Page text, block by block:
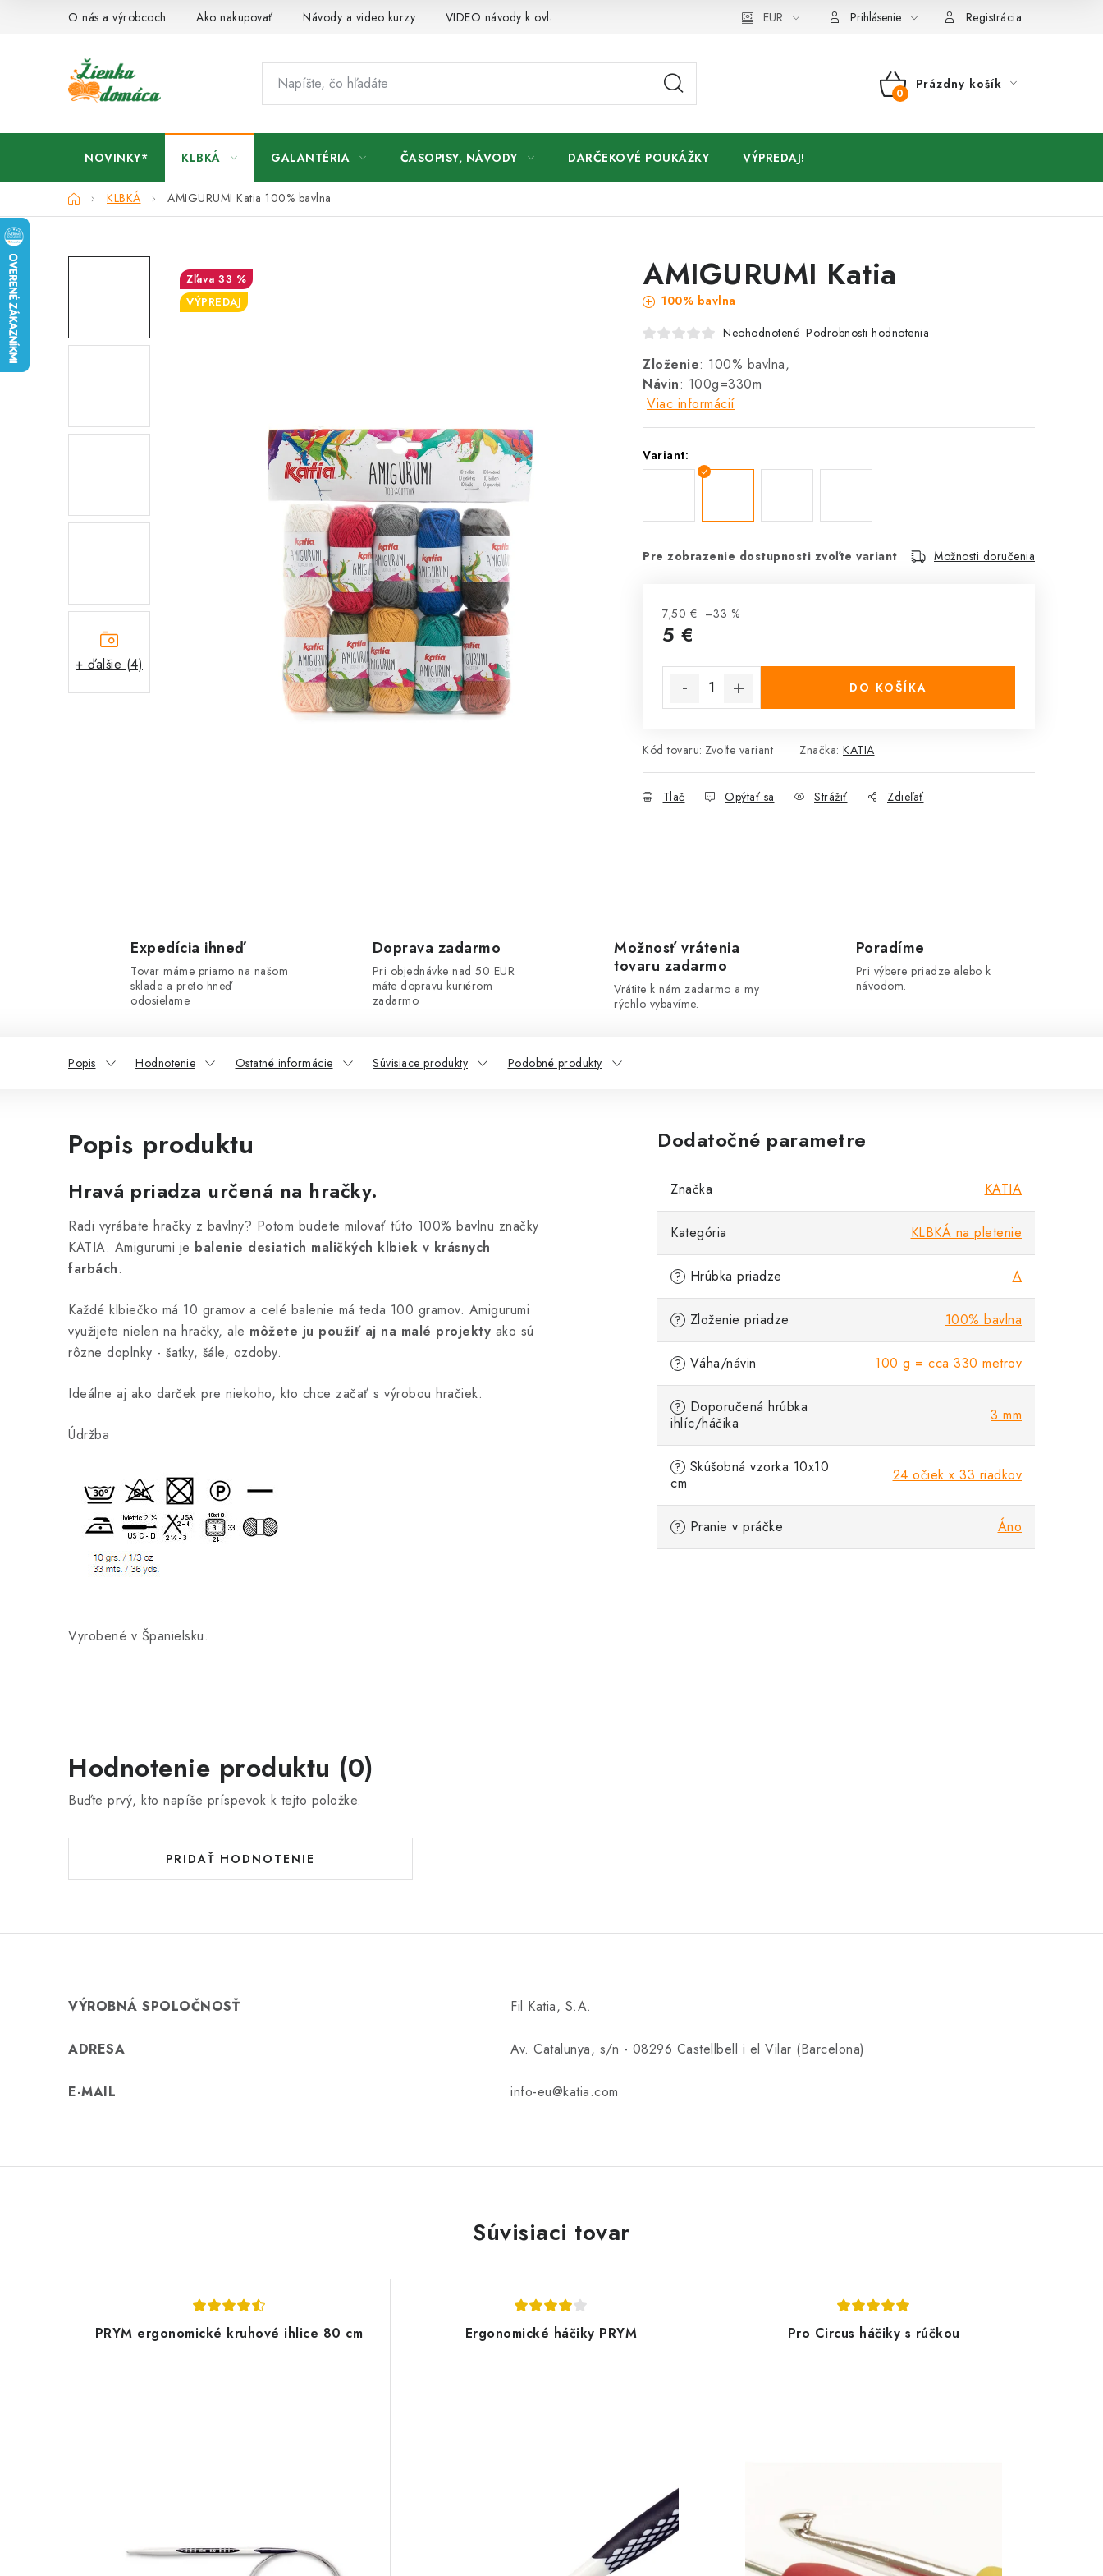
O nás a výrobcoch Ako nakupovať Návody a video kurzy VIDEO návody k ovládaniu e-shopu KontaktyEUR Prihlásenie Registrácia
NÁKUPNÝ
Prázdny košík
NOVINKY* KLBKÁ GALANTÉRIA ČASOPISY, NÁVODY DARČEKOVÉ POUKÁŽKY VÝPREDAJ!
DomovKLBKÁ AMIGURUMI Katia 100% bavlna
+ ďalšie (4)
AMIGURUMI Katia
100% bavlna
Neohodnotené Podrobnosti hodnotenia
Zloženie: 100% bavlna,
Návin: 100g=330m
Viac informácií
Variant:
Pre zobrazenie dostupnosti zvoľte variant Možnosti doručenia
7,50 € –33 %
5 €
DO KOŠÍKA
Kód tovaru: Zvoľte variant Značka: KATIA
Tlač Opýtať sa Strážiť Zdieľať
33 %
VÝPREDAJ
Expedícia ihneď
Tovar máme priamo na našom
sklade a preto hneď
odosielame.
Doprava zadarmo
Pri objednávke nad 50 EUR
máte dopravu kuriérom
zadarmo.
Možnosť vrátenia
tovaru zadarmo
Vrátite k nám zadarmo a my
rýchlo vybavíme.
Poradíme
Pri výbere priadze alebo k
návodom.
Popis Hodnotenie Ostatné informácie Súvisiace produkty Podobné produkty
Popis produktu
Hravá priadza určená na hračky.
Radi vyrábate hračky z bavlny? Potom budete milovať túto 100% bavlnu značky
KATIA. Amigurumi je balenie desiatich maličkých klbiek v krásnych
farbách.
Každé klbiečko má 10 gramov a celé balenie má teda 100 gramov. Amigurumi
využijete nielen na hračky, ale môžete ju použiť aj na malé projekty ako sú
rôzne doplnky - šatky, šále, ozdoby.
Ideálne aj ako darček pre niekoho, kto chce začať s výrobou hračiek.
Údržba
Vyrobené v Španielsku.
Dodatočné parametre
Značka KATIA
Kategória KLBKÁ na pletenie
? Hrúbka priadze A
? Zloženie priadze 100% bavlna
? Váha/návin 100 g = cca 330 metrov
? Doporučená hrúbka
ihlíc/háčika
3 mm
? Skúšobná vzorka 10x10
cm
24 očiek x 33 riadkov
? Pranie v práčke Áno
Hodnotenie produktu (0)
Buďte prvý, kto napíše príspevok k tejto položke.
PRIDAŤ HODNOTENIE
VÝROBNÁ SPOLOČNOSŤ Fil Katia, S.A.
ADRESA Av. Catalunya, s/n - 08296 Castellbell i el Vilar (Barcelona)
E-MAIL info-eu@katia.com
Súvisiaci tovar
PRYM ergonomické kruhové ihlice 80 cm Ergonomické háčiky PRYM Pro Circus háčiky s rúčkou